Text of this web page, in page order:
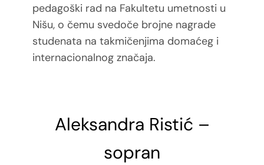
pedagoški rad na Fakultetu umetnosti u
Nišu, o čemu svedoče brojne nagrade
studenata na takmičenjima domaćeg i
internacionalnog značaja.
Aleksandra Ristić –
sopran